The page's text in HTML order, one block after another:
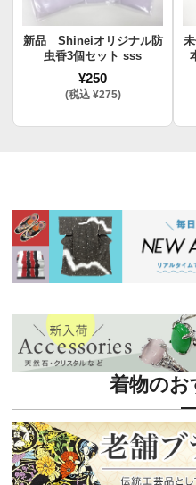
新品 Shineiオリジナル防
虫香3個セット sss
¥250
(税込 ¥275)
着物のお